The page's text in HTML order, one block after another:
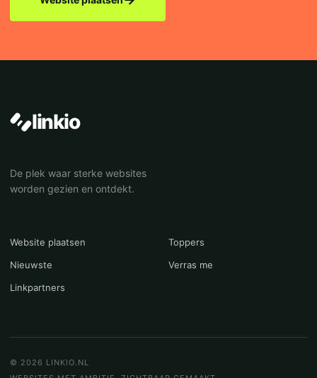
linkio
De plek waar sterke websites
worden gezien en ontdekt.
Website plaatsen
Toppers
Nieuwste
Verras me
Linkpartners
© 2026 LINKIO.NL